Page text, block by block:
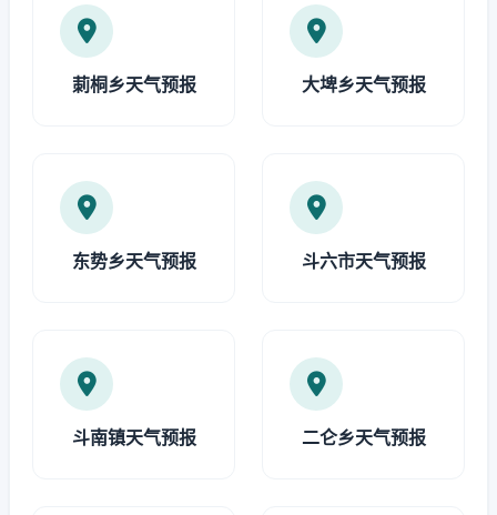
莿桐乡天气预报 大埤乡天气预报
东势乡天气预报 斗六市天气预报
斗南镇天气预报 二仑乡天气预报